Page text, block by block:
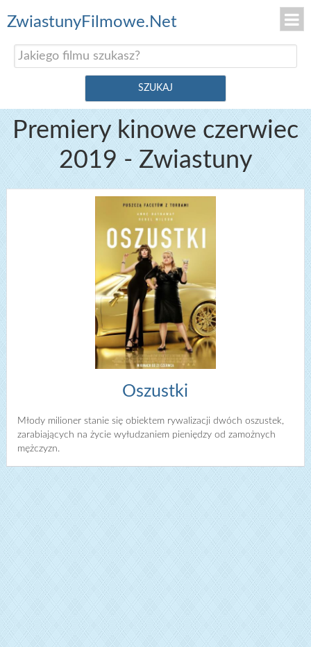
ZwiastunyFilmowe.Net
Premiery kinowe czerwiec
2019 - Zwiastuny
Oszustki
Młody milioner stanie się obiektem rywalizacji dwóch oszustek,
zarabiających na życie wyłudzaniem pieniędzy od zamożnych
mężczyzn.